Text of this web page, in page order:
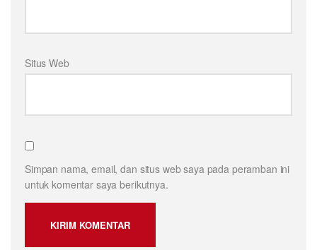
Situs Web
Simpan nama, email, dan situs web saya pada peramban ini
untuk komentar saya berikutnya.